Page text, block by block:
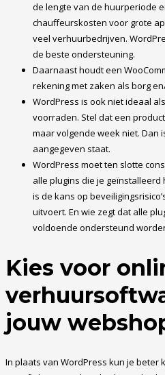
de lengte van de huurperiode
chauffeurskosten voor grote
veel verhuurbedrijven.
de beste ondersteuning.
Daarnaast houdt een
rekening met zaken als borg
WordPress is ook niet ideaal
voorraden. Stel dat een
maar volgende week niet. Dan
aangegeven staat.
WordPress moet ten slotte
alle plugins die je
is de kans op
uitvoert. En wie zegt dat alle
voldoende ondersteund
Kies voor
jouw
In plaats van WordPress kun je beter